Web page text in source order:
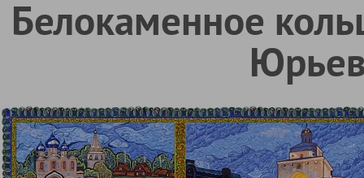
Белокаменное